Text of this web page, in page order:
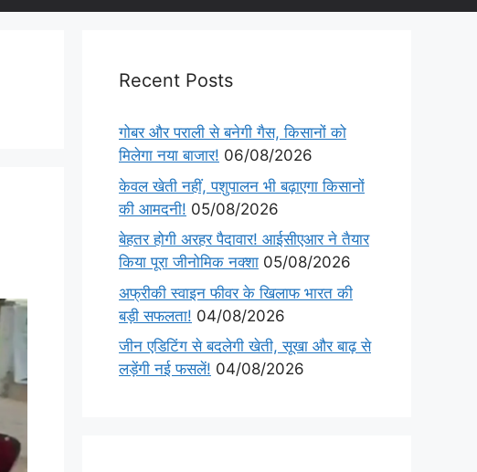
Recent Posts
गोबर और पराली से बनेगी गैस, किसानों को
मिलेगा नया बाजार! 06/08/2026
केवल खेती नहीं, पशुपालन भी बढ़ाएगा किसानों
की आमदनी! 05/08/2026
बेहतर होगी अरहर पैदावार! आईसीएआर ने तैयार
किया पूरा जीनोमिक नक्शा 05/08/2026
अफ्रीकी स्वाइन फीवर के खिलाफ भारत की
बड़ी सफलता! 04/08/2026
जीन एडिटिंग से बदलेगी खेती, सूखा और बाढ़ से
लड़ेंगी नई फसलें! 04/08/2026